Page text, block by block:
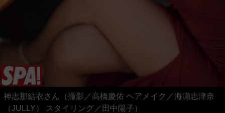
神志那結衣さん（撮影／高橋慶佑 ヘアメイク／海瀬志津奈
（JULLY） スタイリング／田中陽子）